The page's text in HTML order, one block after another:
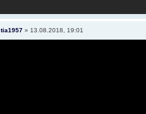
tia1957 » 13.08.2018, 19:01